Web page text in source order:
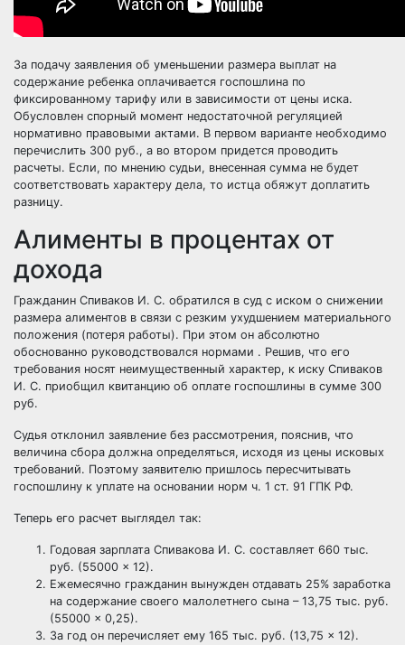
За подачу заявления об уменьшении размера выплат на
содержание ребенка оплачивается госпошлина по
фиксированному тарифу или в зависимости от цены иска.
Обусловлен спорный момент недостаточной регуляцией
нормативно правовыми актами. В первом варианте необходимо
перечислить 300 руб., а во втором придется проводить
расчеты. Если, по мнению судьи, внесенная сумма не будет
соответствовать характеру дела, то истца обяжут доплатить
разницу.
Алименты в процентах от
дохода
Гражданин Спиваков И. С. обратился в суд с иском о снижении
размера алиментов в связи с резким ухудшением материального
положения (потеря работы). При этом он абсолютно
обоснованно руководствовался нормами . Решив, что его
требования носят неимущественный характер, к иску Спиваков
И. С. приобщил квитанцию об оплате госпошлины в сумме 300
руб.
Судья отклонил заявление без рассмотрения, пояснив, что
величина сбора должна определяться, исходя из цены исковых
требований. Поэтому заявителю пришлось пересчитывать
госпошлину к уплате на основании норм ч. 1 ст. 91 ГПК РФ.
Теперь его расчет выглядел так:
Годовая зарплата Спивакова И. С. составляет 660 тыс.
руб. (55000 × 12).
Ежемесячно гражданин вынужден отдавать 25% заработка
на содержание своего малолетнего сына – 13,75 тыс. руб.
(55000 × 0,25).
За год он перечисляет ему 165 тыс. руб. (13,75 × 12).